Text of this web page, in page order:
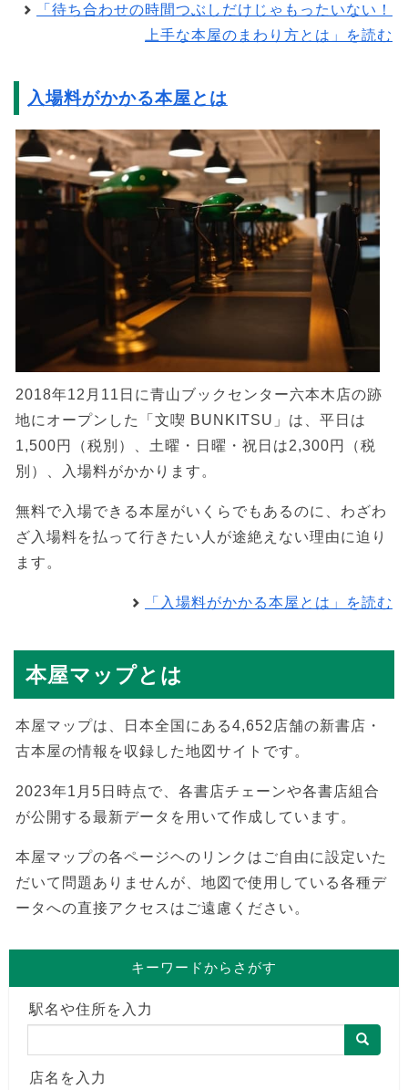
「待ち合わせの時間つぶしだけじゃもったいない！
上手な本屋のまわり方とは」を読む
入場料がかかる本屋とは
2018年12月11日に青山ブックセンター六本木店の跡
地にオープンした「文喫 BUNKITSU」は、平日は
1,500円（税別）、土曜・日曜・祝日は2,300円（税
別）、入場料がかかります。
無料で入場できる本屋がいくらでもあるのに、わざわ
ざ入場料を払って行きたい人が途絶えない理由に迫り
ます。
「入場料がかかる本屋とは」を読む
本屋マップとは
本屋マップは、日本全国にある4,652店舗の新書店・
古本屋の情報を収録した地図サイトです。
2023年1月5日時点で、各書店チェーンや各書店組合
が公開する最新データを用いて作成しています。
本屋マップの各ページヘのリンクはご自由に設定いた
だいて問題ありませんが、地図で使用している各種デ
ータへの直接アクセスはご遠慮ください。
キーワードからさがす
駅名や住所を入力
店名を入力